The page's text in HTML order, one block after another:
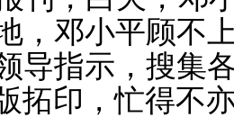
，邓小平顾不
导指示，搜集
拓印，忙得不